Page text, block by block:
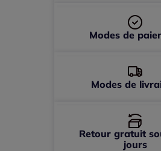
Modes de
Modes de
Retour gratuit
jours